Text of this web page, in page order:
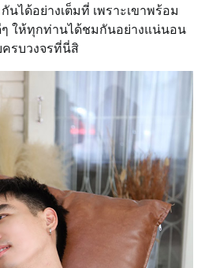
นได้อย่างเต็มที่ เพราะเขาพร้อม
ๆ ให้ทุกท่านได้ชมกันอย่างแน่นอน
รบวงจรที่นี่สิ